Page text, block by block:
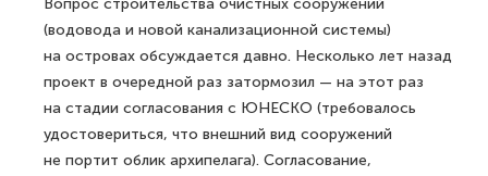
Вопрос строительства очистных сооружений
(водовода и новой канализационной системы)
на островах обсуждается давно. Несколько лет назад
проект в очередной раз затормозил — на этот раз
на стадии согласования с ЮНЕСКО (требовалось
удостовериться, что внешний вид сооружений
не портит облик архипелага). Согласование,